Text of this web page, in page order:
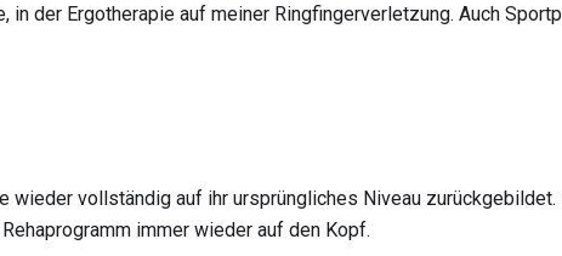
der Ergotherapie auf meiner Ringfingerverletzung. Auch
wieder vollständig auf ihr ursprüngliches Niveau
immer wieder auf den Kopf.